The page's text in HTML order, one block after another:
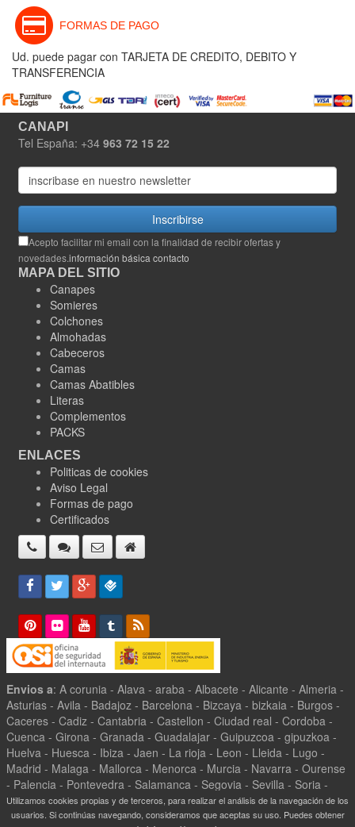
FORMAS DE PAGO
Ud. puede pagar con TARJETA DE CREDITO, DEBITO Y
TRANSFERENCIA
CANAPI
Tel España: +34 963 72 15 22
Inscribirse
Acepto facilitar mi email con la finalidad de recibir ofertas y
novedades.información básica contacto
MAPA DEL SITIO
Canapes
Somieres
Colchones
Almohadas
Cabeceros
Camas
Camas Abatibles
Literas
Complementos
PACKS
ENLACES
Politicas de cookies
Aviso Legal
Formas de pago
Certificados
Envios a: A corunia - Alava - araba - Albacete - Alicante - Almeria -
Asturias - Avila - Badajoz - Barcelona - Bizcaya - bizkaia - Burgos -
Caceres - Cadiz - Cantabria - Castellon - Ciudad real - Cordoba -
Cuenca - Girona - Granada - Guadalajar - Guipuzcoa - gipuzkoa -
Huelva - Huesca - Ibiza - Jaen - La rioja - Leon - Lleida - Lugo -
Madrid - Malaga - Mallorca - Menorca - Murcia - Navarra - Ourense
- Palencia - Pontevedra - Salamanca - Segovia - Sevilla - Soria -
Tarragona - Teruel - Toledo - Valencia - Valladolid - Zamora -
Zaragoza -
Utilizamos cookies propias y de terceros, para realizar el análisis de la navegación de los
usuarios. Si continúas navegando, consideramos que aceptas su uso. Puedes obtener